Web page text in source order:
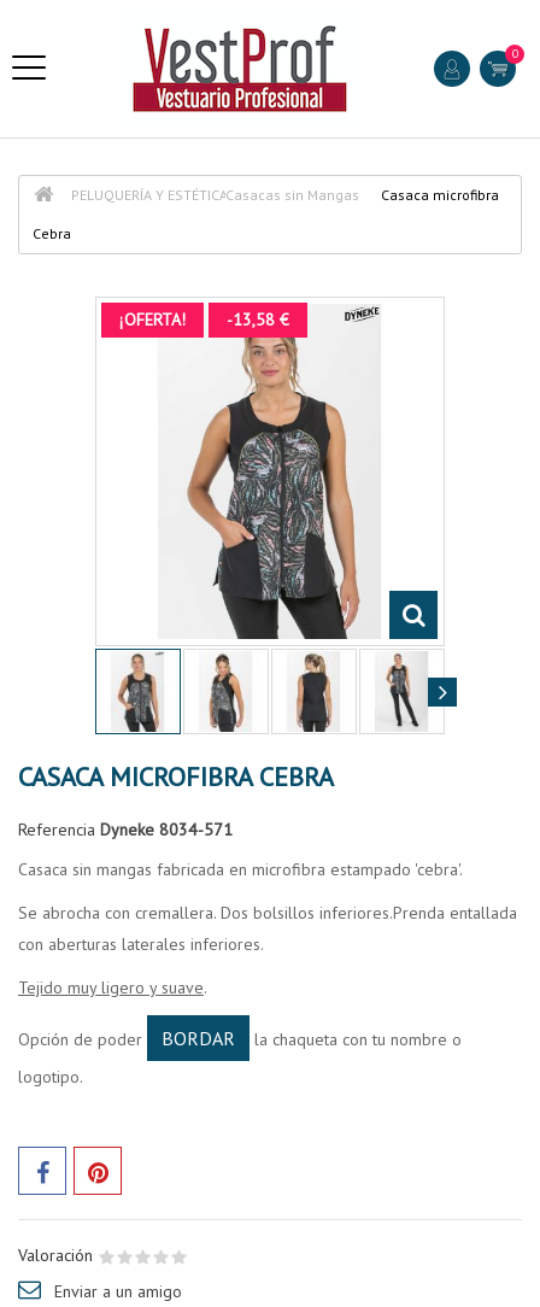
0
PELUQUERÍA Y ESTÉTICACasacas sin Mangas Casaca microfibra
Cebra
¡OFERTA! -13,58 €
CASACA MICROFIBRA CEBRA
Referencia Dyneke 8034-571
Casaca sin mangas fabricada en microfibra estampado 'cebra'.
Se abrocha con cremallera. Dos bolsillos inferiores.Prenda entallada
con aberturas laterales inferiores.
Tejido muy ligero y suave.
Opción de poder BORDAR
la chaqueta con tu nombre o
logotipo.
Valoración
Enviar a un amigo